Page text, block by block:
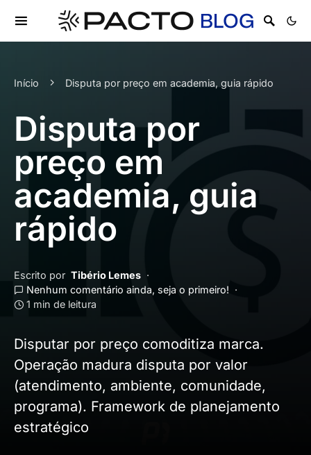
Início Disputa por preço em academia, guia rápido
Disputa por
preço em
academia, guia
rápido
Escrito por Tibério Lemes
Nenhum comentário ainda, seja o primeiro!
1 min de leitura
Disputar por preço comoditiza marca.
Operação madura disputa por valor
(atendimento, ambiente, comunidade,
programa). Framework de planejamento
estratégico